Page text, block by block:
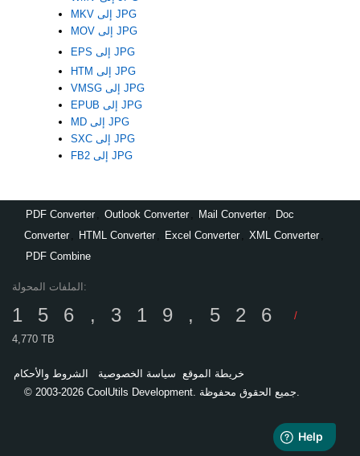
MKV إلى JPG
MOV إلى JPG
EPS إلى JPG
HTM إلى JPG
VMSG إلى JPG
EPUB إلى JPG
MD إلى JPG
SXC إلى JPG
FB2 إلى JPG
PDF Converter Outlook Converter Mail Converter
Doc
Converter
HTML Converter Excel Converter XML Converter
PDF Combine
الملفات المحولة:
156,319,526
/
4,770 TB
خريطة الموقع سياسة الخصوصية
الشروط والأحكام